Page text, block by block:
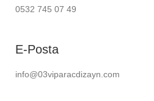
0532 745 07 49
E-Posta
info@03viparacdizayn.com